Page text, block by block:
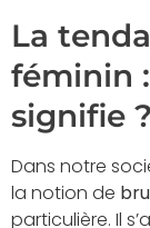
La
féminin
signifie ?
Dans notre
la notion de
particulière. Il